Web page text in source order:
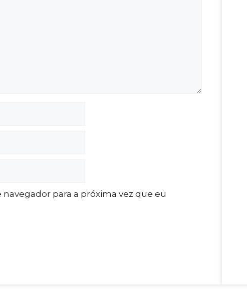
para a próxima vez que eu